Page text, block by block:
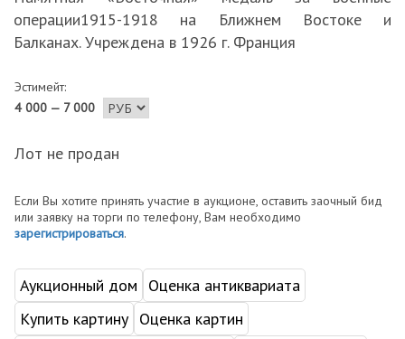
операции1915-1918 на Ближнем Востоке и
Балканах. Учреждена в 1926 г. Франция
Эстимейт:
4 000 — 7 000
Лот не продан
Если Вы хотите принять участие в аукционе, оставить заочный бид
или заявку на торги по телефону, Вам необходимо
зарегистрироваться.
Аукционный дом
Оценка антиквариата
Купить картину Оценка картин